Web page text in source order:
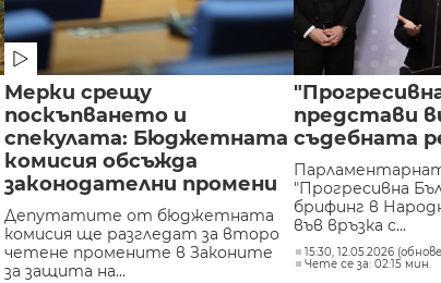
Мерки срещу
поскъпването и
спекулата: Бюджетната
комисия обсъжда
законодателни промени
Депутатите от бюджетната
комисия ще разгледат за второ
четене промените в Законите
за защита на...
представи
съдебната
"Прогресивна
брифинг в
във връзка с...
15:30, 12.05.2026
Чете се за: 02:15 мин.